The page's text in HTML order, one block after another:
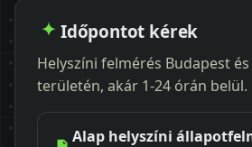
Időpontot kérek
Helyszíni felmérés Budapest
területén, akár 1-24 órán belül.
Alap helyszíni